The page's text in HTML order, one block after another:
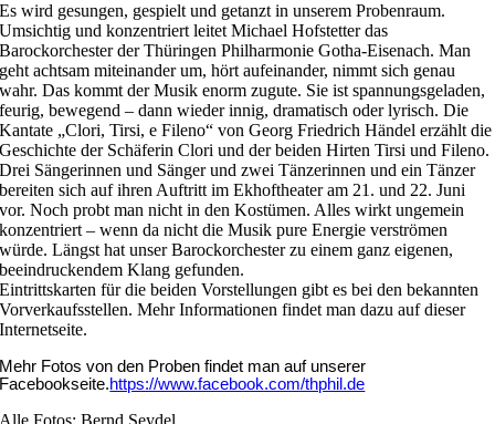
Bild
Es wird gesungen, gespielt und getanzt in unserem Probenraum.
Umsichtig und konzentriert leitet Michael Hofstetter das
Barockorchester der Thüringen Philharmonie Gotha-Eisenach. Man
geht achtsam miteinander um, hört aufeinander, nimmt sich genau
wahr. Das kommt der Musik enorm zugute. Sie ist spannungsgeladen,
feurig, bewegend – dann wieder innig, dramatisch oder lyrisch. Die
Kantate „Clori, Tirsi, e Fileno“ von Georg Friedrich Händel erzählt die
Geschichte der Schäferin Clori und der beiden Hirten Tirsi und Fileno.
Drei Sängerinnen und Sänger und zwei Tänzerinnen und ein Tänzer
bereiten sich auf ihren Auftritt im Ekhoftheater am 21. und 22. Juni
vor. Noch probt man nicht in den Kostümen. Alles wirkt ungemein
konzentriert – wenn da nicht die Musik pure Energie verströmen
würde. Längst hat unser Barockorchester zu einem ganz eigenen,
beeindruckendem Klang gefunden.
Eintrittskarten für die beiden Vorstellungen gibt es bei den bekannten
Vorverkaufsstellen. Mehr Informationen findet man dazu auf dieser
Internetseite.
Mehr Fotos von den Proben findet man auf unserer
Facebookseite.https://www.facebook.com/thphil.de